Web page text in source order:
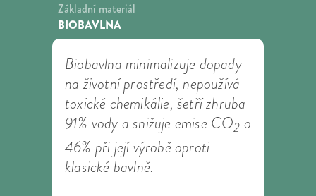
Základní materiál
BIOBAVLNA
Biobavlna minimalizuje dopady
na životní prostředí, nepoužívá
toxické chemikálie, šetří zhruba
91% vody a snižuje emise CO2 o
46% při její výrobě oproti
klasické bavlně.